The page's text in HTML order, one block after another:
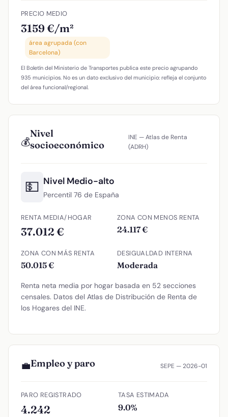
PRECIO MEDIO
3159 €/m²
área agrupada (con
Barcelona)
El Boletín del Ministerio de Transportes publica este precio agrupando
935 municipios. No es un dato exclusivo del municipio: refleja el conjunto
del área funcional/regional.
💰
Nivel
socioeconómico
INE — Atlas de Renta
(ADRH)
💵 Nivel Medio-alto
Percentil 76 de España
RENTA MEDIA/HOGAR
37.012 €
ZONA CON MENOS RENTA
24.117 €
ZONA CON MÁS RENTA
50.015 €
DESIGUALDAD INTERNA
Moderada
Renta neta media por hogar basada en 52 secciones
censales. Datos del Atlas de Distribución de Renta de
los Hogares del INE.
💼Empleo y paro SEPE — 2026-01
PARO REGISTRADO
4.242
TASA ESTIMADA
9.0%